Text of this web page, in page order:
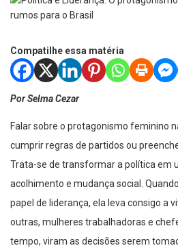
Compatilhe essa matéria
Por Selma Cezar
Falar sobre o protagonismo feminino
cumprir regras de partidos ou
Trata-se de transformar a política em
acolhimento e mudança social.
papel de liderança, ela leva consigo a
outras, mulheres trabalhadoras e
tempo, viram as decisões serem